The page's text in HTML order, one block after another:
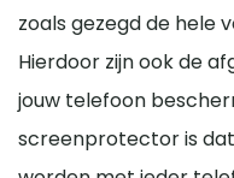
zoals gezegd de hele
Hierdoor zijn ook de
jouw telefoon
screenprotector is